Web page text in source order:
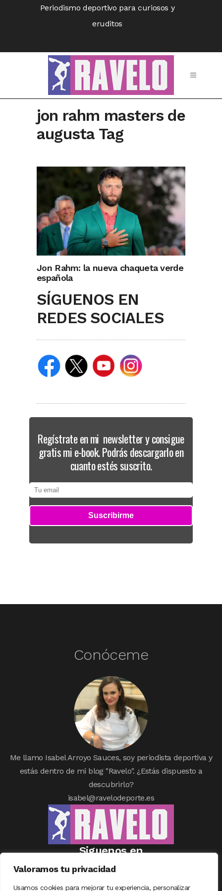
Valoramos tu privacidad
Usamos cookies para mejorar tu experiencia, personalizar
Periodismo deportivo para curiosos y
eruditos
jon rahm masters de
augusta Tag
Jon Rahm: la nueva chaqueta verde
española
SÍGUENOS EN
REDES SOCIALES
Regístrate en mi newsletter y consigue
gratis mi e-book. Podrás descargarlo en
cuanto estés suscrito.
Conóceme
Me llamo Isabel Arroyo Sauces, soy periodista deportiva y
estás dentro de mi blog "Ravelo". ¿Estás dispuesto a
descubrirlo?
isabel@ravelodeporte.es
Siguenos en